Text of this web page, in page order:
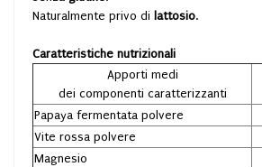
Naturalmente privo di lattosio.
Caratteristiche nutrizionali
Apporti medi
dei componenti caratterizzanti
Papaya fermentata polvere
Vite rossa polvere
Magnesio